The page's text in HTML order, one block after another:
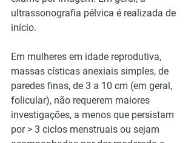
ultrassonografia pélvica é realizada de
início.
Em mulheres em idade reprodutiva,
massas císticas anexiais simples, de
paredes finas, de 3 a 10 cm (em geral,
folicular), não requerem maiores
investigações, a menos que persistam
por > 3 ciclos menstruais ou sejam